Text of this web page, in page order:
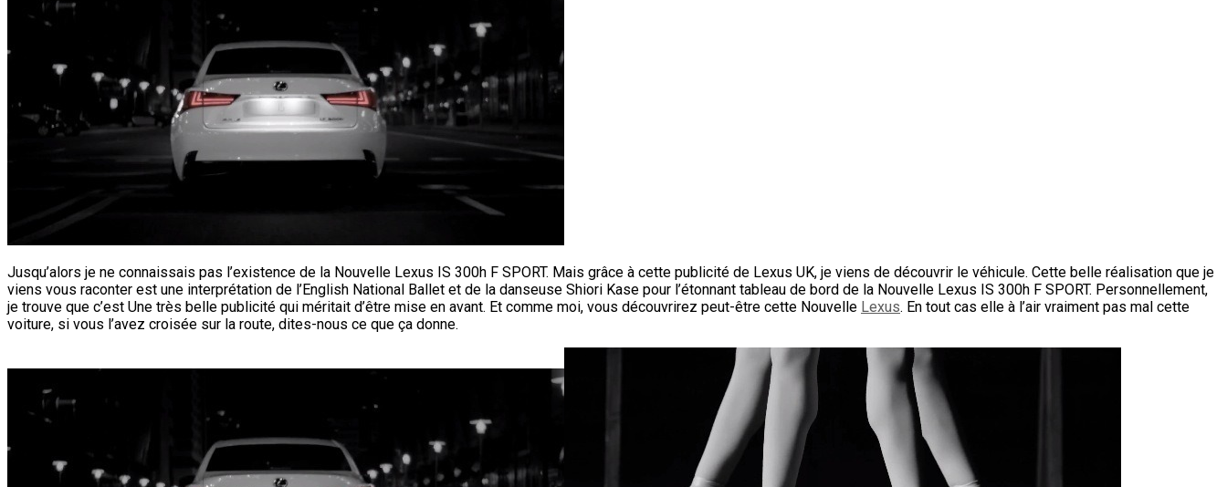
Jusqu’alors je ne connaissais pas l’existence de la Nouvelle Lexus IS 300h F SPORT. Mais grâce à cette publicité de Lexus UK, je viens de découvrir le véhicule. Cette belle réalisation que je
viens vous raconter est une interprétation de l’English National Ballet et de la danseuse Shiori Kase pour l’étonnant tableau de bord de la Nouvelle Lexus IS 300h F SPORT. Personnellement,
je trouve que c’est Une très belle publicité qui méritait d’être mise en avant. Et comme moi, vous découvrirez peut-être cette Nouvelle Lexus. En tout cas elle à l’air vraiment pas mal cette
voiture, si vous l’avez croisée sur la route, dites-nous ce que ça donne.